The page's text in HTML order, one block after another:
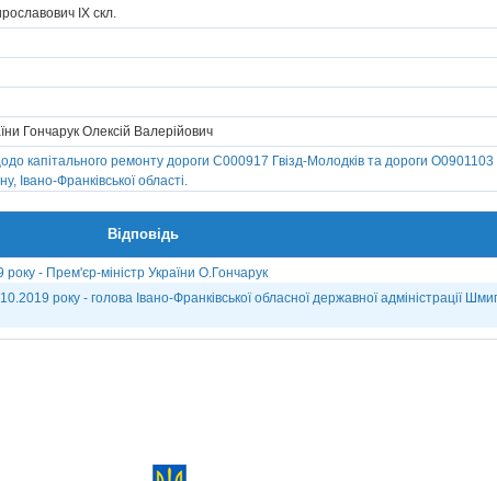
IX скл.
Гончарук Олексій Валерійович
капітального ремонту дороги С000917 Гвізд-Молодків та дороги О0901103
Івано-Франківської області.
Відповідь
- Прем'єр-міністр України О.Гончарук
року - голова Івано-Франківської обласної державної адміністрації